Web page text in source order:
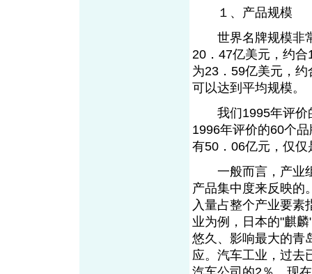
１、产品规模
世界名牌规模非常
20．47亿美元，约
为23．59亿美元，
可以达到平均规模。
我们1995年评价
1996年评价的60个
有50．06亿元，仅
一般而言，产业组
产品集中度来反映的
入量占整个产业要素
业为例，日本的"麒
悠久、影响最大的青
应。汽车工业，过去